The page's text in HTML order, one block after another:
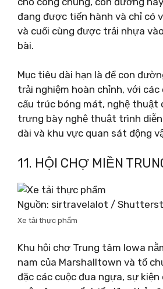
đang được tiến hành và chỉ có
và cuối cùng được trải nhựa
bài.
Mục tiêu dài hạn là để con
trải nghiệm hoàn chỉnh, với các
cấu trúc bóng mát, nghệ thuật
trưng bày nghệ thuật trình
dài và khu vực quan sát động
11. HỘI CHỢ MIỀN
Nguồn: sirtravelalot /
Xe tải thực phẩm
Khu hội chợ Trung tâm Iowa
nam của Marshalltown và tổ
đặc các cuộc đua ngựa, sự kiện